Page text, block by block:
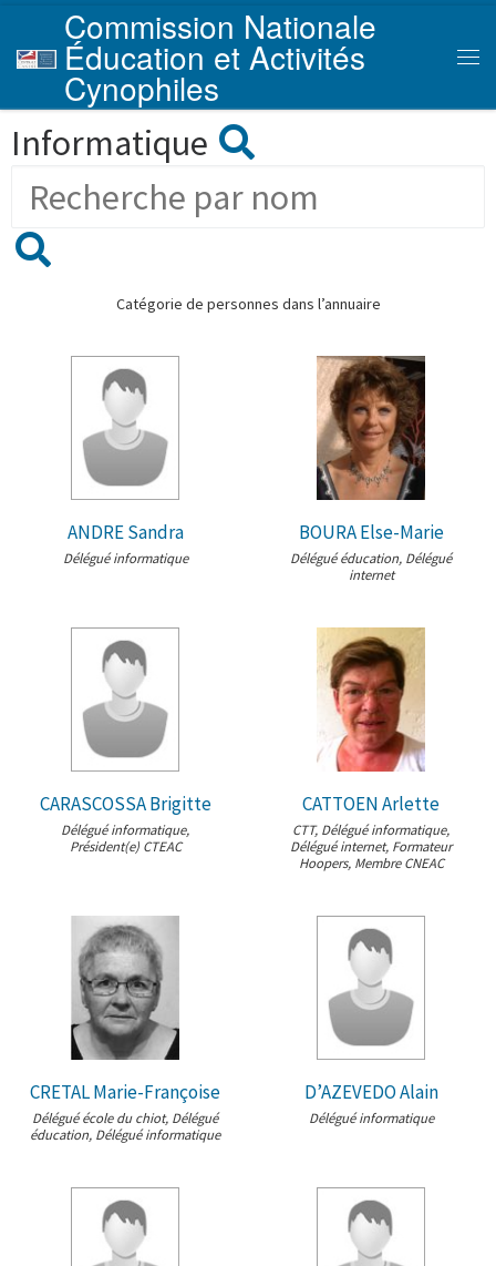
Skip to content
Commission Nationale
Éducation et Activités
Cynophiles
Informatique
Catégorie de personnes dans l’annuaire
ANDRE Sandra
Délégué informatique
BOURA Else-Marie
Délégué éducation, Délégué
internet
CARASCOSSA Brigitte
Délégué informatique,
Président(e) CTEAC
CATTOEN Arlette
CTT, Délégué informatique,
Délégué internet, Formateur
Hoopers, Membre CNEAC
CRETAL Marie-Françoise
Délégué école du chiot, Délégué
éducation, Délégué informatique
D’AZEVEDO Alain
Délégué informatique